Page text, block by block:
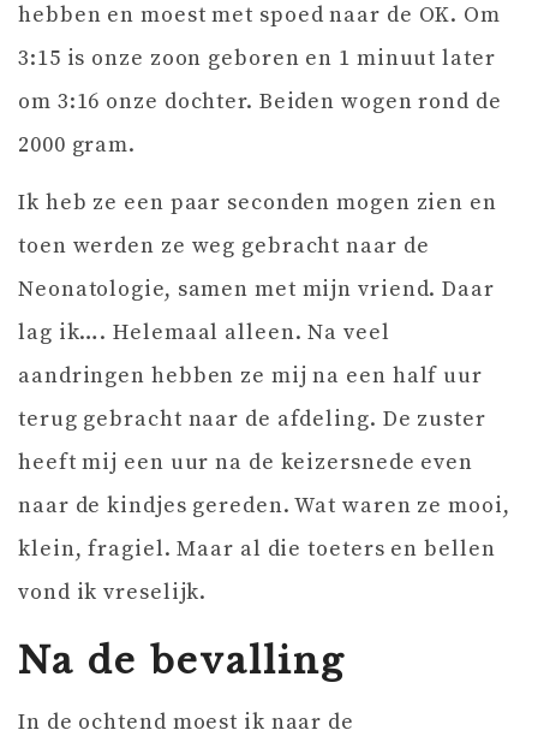
hebben en moest met spoed naar de OK. Om
3:15 is onze zoon geboren en 1 minuut later
om 3:16 onze dochter. Beiden wogen rond de
2000 gram.
Ik heb ze een paar seconden mogen zien en
toen werden ze weg gebracht naar de
Neonatologie, samen met mijn vriend. Daar
lag ik…. Helemaal alleen. Na veel
aandringen hebben ze mij na een half uur
terug gebracht naar de afdeling. De zuster
heeft mij een uur na de keizersnede even
naar de kindjes gereden. Wat waren ze mooi,
klein, fragiel. Maar al die toeters en bellen
vond ik vreselijk.
Na de bevalling
In de ochtend moest ik naar de